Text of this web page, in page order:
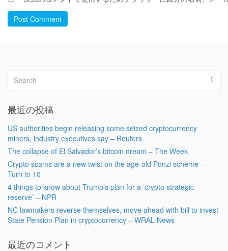
Post Comment
最近の投稿
US authorities begin releasing some seized cryptocurrency
miners, industry executives say – Reuters
The collapse of El Salvador’s bitcoin dream – The Week
Crypto scams are a new twist on the age-old Ponzi scheme –
Turn to 10
4 things to know about Trump’s plan for a ‘crypto strategic
reserve’ – NPR
NC lawmakers reverse themselves, move ahead with bill to invest
State Pension Plan in cryptocurrency – WRAL News
最近のコメント